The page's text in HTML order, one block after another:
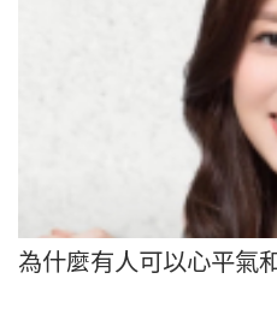
為什麼有人可以心平氣